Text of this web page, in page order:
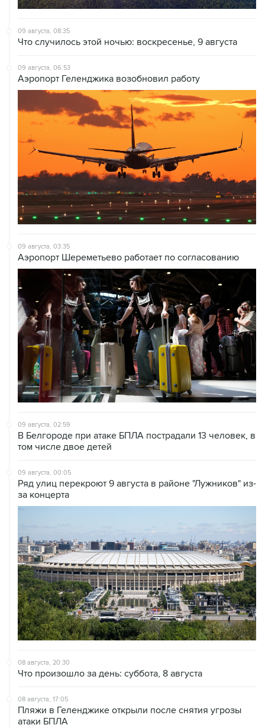
09 августа, 08:35
Что случилось этой ночью: воскресенье, 9 августа
09 августа, 06:53
Аэропорт Геленджика возобновил работу
09 августа, 03:35
Аэропорт Шереметьево работает по согласованию
09 августа, 02:59
В Белгороде при атаке БПЛА пострадали 13 человек, в
том числе двое детей
09 августа, 00:05
Ряд улиц перекроют 9 августа в районе "Лужников" из-
за концерта
08 августа, 20:30
Что произошло за день: суббота, 8 августа
08 августа, 17:05
Пляжи в Геленджике открыли после снятия угрозы
атаки БПЛА